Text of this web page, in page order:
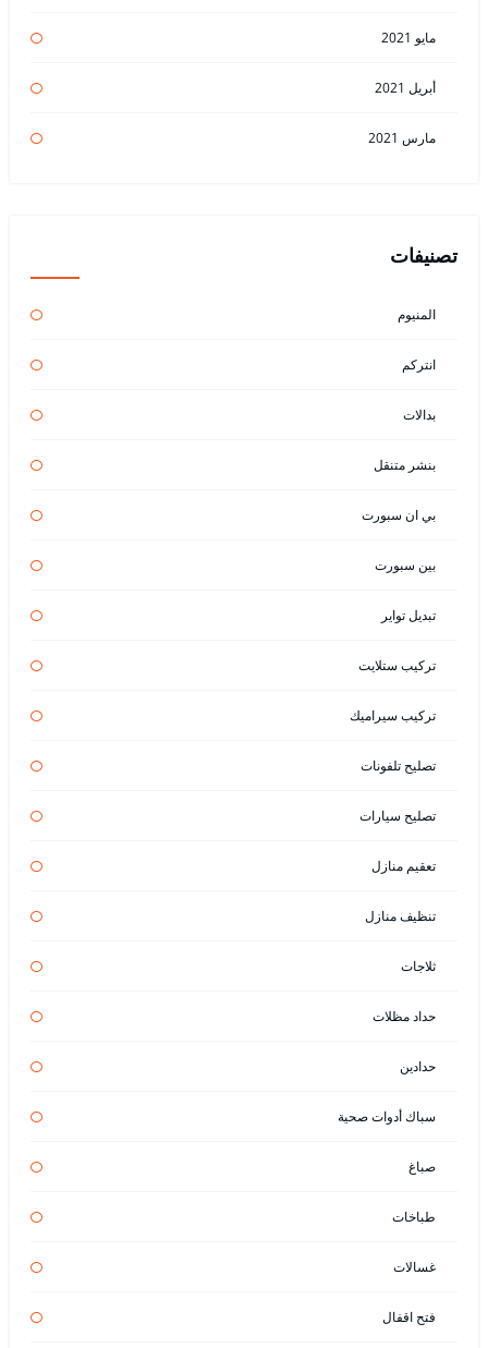
مايو 2021
أبريل 2021
مارس 2021
تصنيفات
المنيوم
انتركم
بدالات
بنشر متنقل
بي ان سبورت
بين سبورت
تبديل تواير
تركيب ستلايت
تركيب سيراميك
تصليح تلفونات
تصليح سيارات
تعقيم منازل
تنظيف منازل
ثلاجات
حداد مظلات
حدادين
سباك أدوات صحية
صباغ
طباخات
غسالات
فتح اقفال